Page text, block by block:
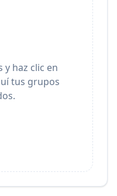
y haz clic en
tus grupos